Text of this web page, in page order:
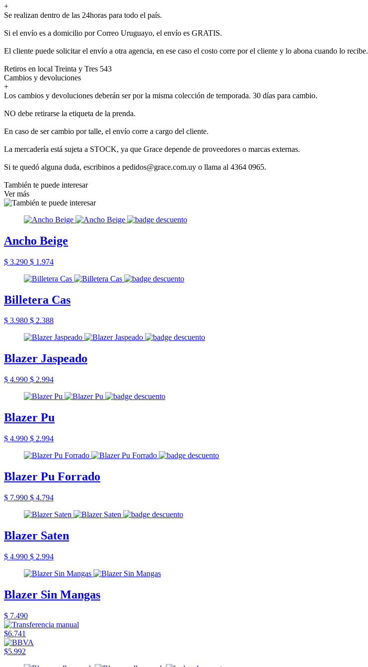
+
Se realizan dentro de las 24horas para todo el país.
Si el envío es a domicilio por Correo Uruguayo, el envío es GRATIS.
El cliente puede solicitar el envío a otra agencia, en ese caso el costo corre por el cliente y lo abona cuando lo recibe.
Retiros en local Treinta y Tres 543
Cambios y devoluciones
+
Los cambios y devoluciones deberán ser por la misma colección de temporada. 30 días para cambio.
NO debe retirarse la etiqueta de la prenda.
En caso de ser cambio por talle, el envío corre a cargo del cliente.
La mercadería está sujeta a STOCK, ya que Grace depende de proveedores o marcas externas.
Si te quedó alguna duda, escribinos a pedidos@grace.com.uy o llama al 4364 0965.
También te puede interesar
Ver más
Ancho Beige
$ 3.290 $ 1.974
Billetera Cas
$ 3.980 $ 2.388
Blazer Jaspeado
$ 4.990 $ 2.994
Blazer Pu
$ 4.990 $ 2.994
Blazer Pu Forrado
$ 7.990 $ 4.794
Blazer Saten
$ 4.990 $ 2.994
Blazer Sin Mangas
$ 7.490
$6.741
$5.992